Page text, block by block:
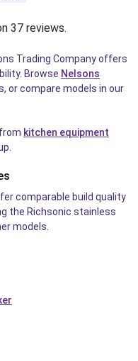
37 reviews.
Trading Company offers
Browse Nelsons
or compare models in our
kitchen equipment
comparable build quality
the Richsonic stainless
models.